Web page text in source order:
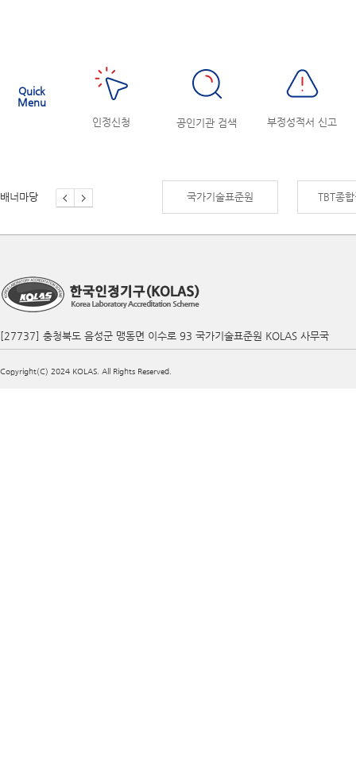
Quick
Menu
인정신청
공인기관 검색 부정성적서 신고
배너마당 신제품인증 국가기술표준원 TBT종
[27737] 충청북도 음성군 맹동면 이수로 93 국가기술표준원 KOLAS 사무국
Copyright(C) 2024 KOLAS. All Rights Reserved.